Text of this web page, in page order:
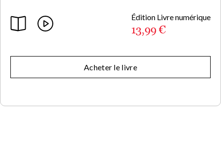
Édition Livre numérique
13,99 €
Acheter le livre